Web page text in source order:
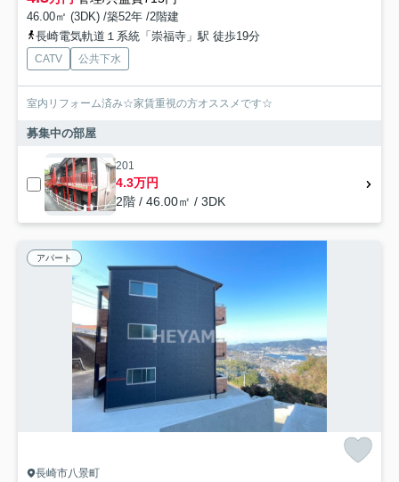
46.00㎡ (3DK) /築52年 /2階建
長崎電気軌道１系統「崇福寺」駅 徒歩19分
CATV 公共下水
室内リフォーム済み☆家賃重視の方オススメです☆
募集中の部屋
201
4.3万円
2階 / 46.00㎡ / 3DK
アパート
長崎市八景町